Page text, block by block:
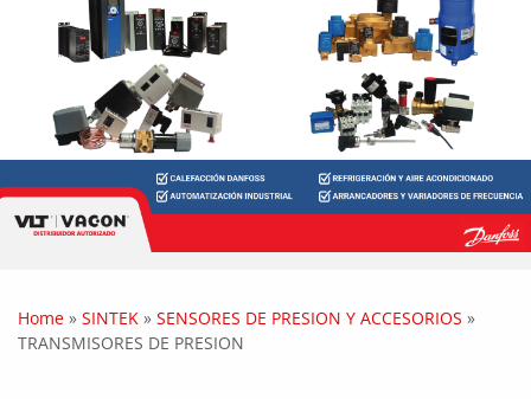
Home » SINTEK » SENSORES DE PRESION Y ACCESORIOS »
TRANSMISORES DE PRESION